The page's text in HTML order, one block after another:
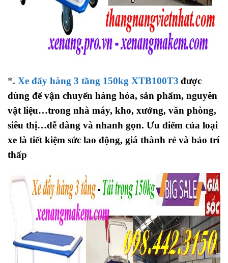
*. Xe đẩy hàng 3 tầng 150kg XTB100T3 được
dùng để vận chuyển hàng hóa, sản phẩm, nguyên
vật liệu…trong nhà máy, kho, xưởng, văn phòng,
siêu thị…dễ dàng và nhanh gọn. Ưu điểm của loại
xe là tiết kiệm sức lao động, giá thành rẻ và bảo trí
thấp